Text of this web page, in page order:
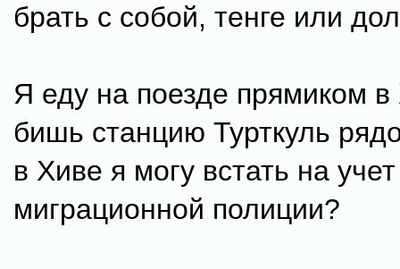
брать с собой, тенге или
Я еду на поезде прямиком в
бишь станцию Турткуль
в Хиве я могу встать на
миграционной полиции?